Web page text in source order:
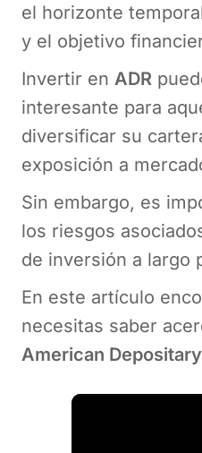
el horizonte
y el objetivo
Invertir en ADR
interesante para
diversificar su
exposición a
Sin embargo, es
los riesgos
de inversión a largo
En este artículo
necesitas saber
American